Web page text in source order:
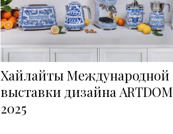
Хайлайты Международной
выставки дизайна ARTDOM
2025